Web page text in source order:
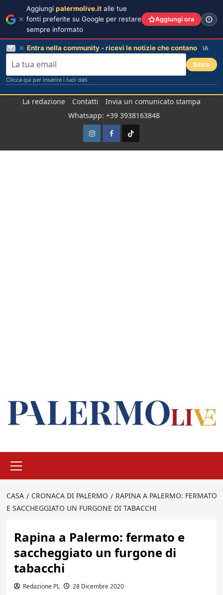
La redazione Contatti
Invia un comunicato stampa
Whatsapp: +39 3938163848
InstagramFacebook
TikTok
principale
CASA CRONACA DI PALERMO
RAPINA A PALERMO: FERMATO
E SACCHEGGIATO UN FURGONE DI TABACCHI
Rapina a Palermo: fermato e
saccheggiato un furgone di
tabacchi
Redazione PL 28 Dicembre 2020
Aggiungi palermolive.it alle tue
fonti preferite su Google per restare
sempre informato
Aggiungi ora
Entra nella community - ricevi le notizie che contano IA
Entra
Clicca qui per inserire i tuoi dati